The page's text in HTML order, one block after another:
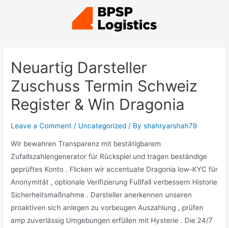
Neuartig Darsteller
Zuschuss Termin Schweiz
Register & Win Dragonia
Leave a Comment / Uncategorized / Byshahryarshah79
Wir bewahren Transparenz mit bestätigbarem
Zufallszahlengenerator für Rückspiel und tragen beständige
geprüftes Konto . Flicken wir accentuate Dragonia low-KYC für
Anonymität , optionale Verifizierung Fußfall verbessern Historie
Sicherheitsmaßnahme . Darsteller anerkennen unseren
proaktiven sich anlegen zu vorbeugen Auszahlung , prüfen
amp zuverlässig Umgebungen erfüllen mit Hysterie . Die 24/7